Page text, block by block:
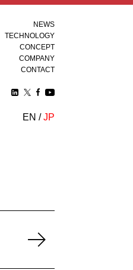
NEWS
TECHNOLOGY
CONCEPT
COMPANY
CONTACT
EN /JP